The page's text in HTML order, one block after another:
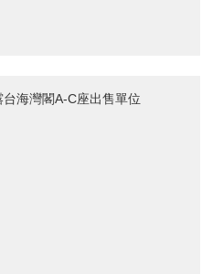
海灣閣A-C座出售單位